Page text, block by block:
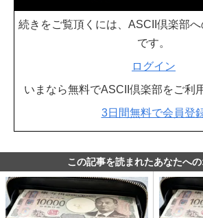
続きをご覧頂くには、ASCII倶楽部
です。
ログイン
いまなら無料でASCII倶楽部をご利
3日間無料で会員登
この記事を読まれたあなたへ